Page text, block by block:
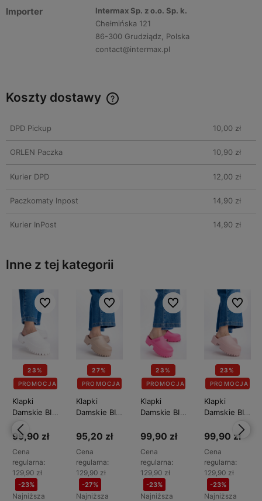
Importer
Intermax Sp. z o.o. Sp. k.
Chełmińska 121
86-300 Grudziądz, Polska
contact@intermax.pl
Koszty dostawy
DPD Pickup 10,00 zł
ORLEN Paczka 10,90 zł
Kurier DPD 12,00 zł
Paczkomaty Inpost 14,90 zł
Kurier InPost 14,90 zł
Inne z tej kategorii
23%
PROMOCJA
Klapki
Damskie BIG
STAR
NN274015
99,90 zł
Cena
regularna:
129,90 zł
-23%
Najniższa
Do ulubionych
Do ulubionych
27%
PROMOCJA
Klapki
Damskie BIG
NN274016
95,20 zł
Cena
regularna:
129,90 zł
-27%
Najniższa
Do ulubionych
Do ulubionych
23%
PROMOCJA
Klapki
Damskie BIG
NN274019
99,90 zł
Cena
regularna:
129,90 zł
-23%
Najniższa
Do ulubionych
Do ulubionych
23%
PROMOCJA
Klapki
Damskie BIG
NN274020
99,90 zł
Cena
regularna:
129,90 zł
-23%
Najniższa
Do
Do